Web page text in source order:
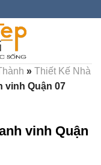
» Thiết Kế Nhà
vinh Quận 07
vinh Quận